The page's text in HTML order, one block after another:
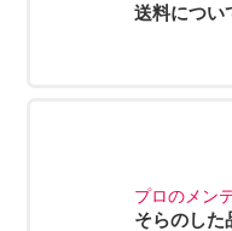
送料につい
プロのメン
そらのした